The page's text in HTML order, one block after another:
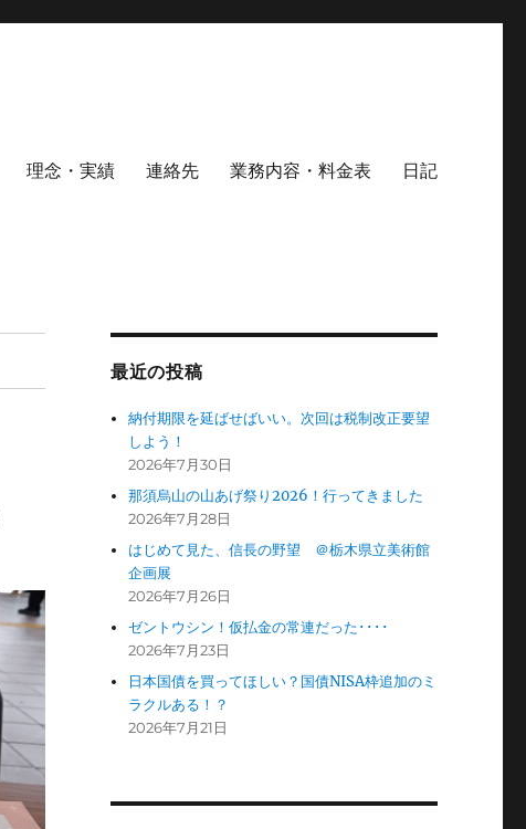
理念・実績 連絡先 業務内容・料金表 日記
最近の投稿
納付期限を延ばせばいい。次回は税制改正要望
しよう！
2026年7月30日
那須烏山の山あげ祭り2026！行ってきました
2026年7月28日
はじめて見た、信長の野望 ＠栃木県立美術館
企画展
2026年7月26日
ゼントウシン！仮払金の常連だった････
2026年7月23日
日本国債を買ってほしい？国債NISA枠追加のミ
ラクルある！？
2026年7月21日